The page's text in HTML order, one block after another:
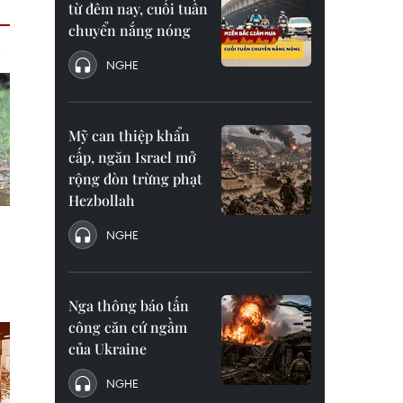
từ đêm nay, cuối tuần
chuyển nắng nóng
NGHE
Mỹ can thiệp khẩn
cấp, ngăn Israel mở
rộng đòn trừng phạt
Hezbollah
NGHE
Nga thông báo tấn
công căn cứ ngầm
của Ukraine
NGHE